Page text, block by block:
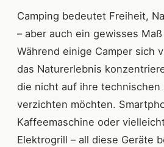
Camping bedeutet Freiheit,
– aber auch ein gewisses
Während einige Camper sich
das Naturerlebnis
die nicht auf ihre technischen
verzichten möchten.
Kaffeemaschine oder
Elektrogrill – all diese Geräte